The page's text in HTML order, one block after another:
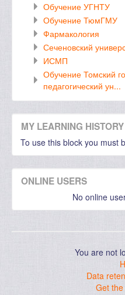
Обучение УГНТУ
Обучение ТюмГМУ
Фармакология
Сеченовский
ИСМП
Обучение Томский
педагогический ун...
MY LEARNING HISTORY
To use this block you must
ONLINE USERS
No online
You are not
Data
Get